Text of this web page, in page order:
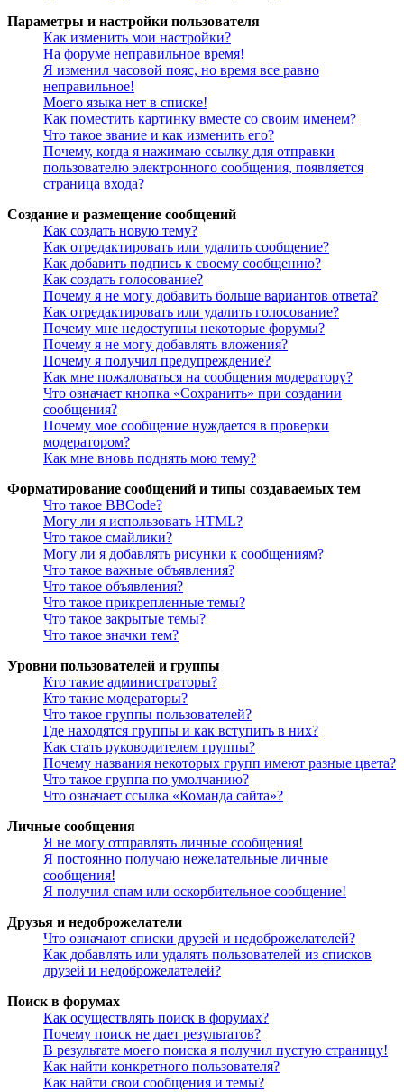
Параметры и настройки пользователя
Как изменить мои настройки?
На форуме неправильное время!
Я изменил часовой пояс, но время все равно
неправильное!
Моего языка нет в списке!
Как поместить картинку вместе со своим именем?
Что такое звание и как изменить его?
Почему, когда я нажимаю ссылку для отправки
пользователю электронного сообщения, появляется
страница входа?
Создание и размещение сообщений
Как создать новую тему?
Как отредактировать или удалить сообщение?
Как добавить подпись к своему сообщению?
Как создать голосование?
Почему я не могу добавить больше вариантов ответа?
Как отредактировать или удалить голосование?
Почему мне недоступны некоторые форумы?
Почему я не могу добавлять вложения?
Почему я получил предупреждение?
Как мне пожаловаться на сообщения модератору?
Что означает кнопка «Сохранить» при создании
сообщения?
Почему мое сообщение нуждается в проверки
модератором?
Как мне вновь поднять мою тему?
Форматирование сообщений и типы создаваемых тем
Что такое BBCode?
Могу ли я использовать HTML?
Что такое смайлики?
Могу ли я добавлять рисунки к сообщениям?
Что такое важные объявления?
Что такое объявления?
Что такое прикрепленные темы?
Что такое закрытые темы?
Что такое значки тем?
Уровни пользователей и группы
Кто такие администраторы?
Кто такие модераторы?
Что такое группы пользователей?
Где находятся группы и как вступить в них?
Как стать руководителем группы?
Почему названия некоторых групп имеют разные цвета?
Что такое группа по умолчанию?
Что означает ссылка «Команда сайта»?
Личные сообщения
Я не могу отправлять личные сообщения!
Я постоянно получаю нежелательные личные
сообщения!
Я получил спам или оскорбительное сообщение!
Друзья и недоброжелатели
Что означают списки друзей и недоброжелателей?
Как добавлять или удалять пользователей из списков
друзей и недоброжелателей?
Поиск в форумах
Как осуществлять поиск в форумах?
Почему поиск не дает результатов?
В результате моего поиска я получил пустую страницу!
Как найти конкретного пользователя?
Как найти свои сообщения и темы?